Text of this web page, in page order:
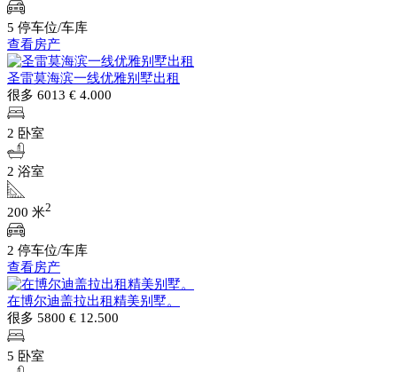
5 停车位/车库
查看房产
圣雷莫海滨一线优雅别墅出租
很多 6013 € 4.000
2 卧室
2 浴室
200 米2
2 停车位/车库
查看房产
在博尔迪盖拉出租精美别墅。
很多 5800 € 12.500
5 卧室